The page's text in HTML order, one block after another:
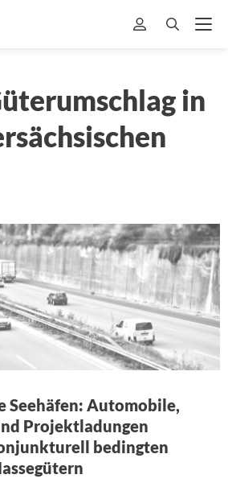
in
Seehäfen: Automobile,
Projektladungen
bedingten